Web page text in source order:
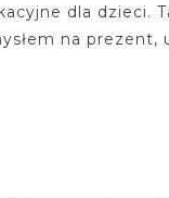
dla dzieci.
na prezent,